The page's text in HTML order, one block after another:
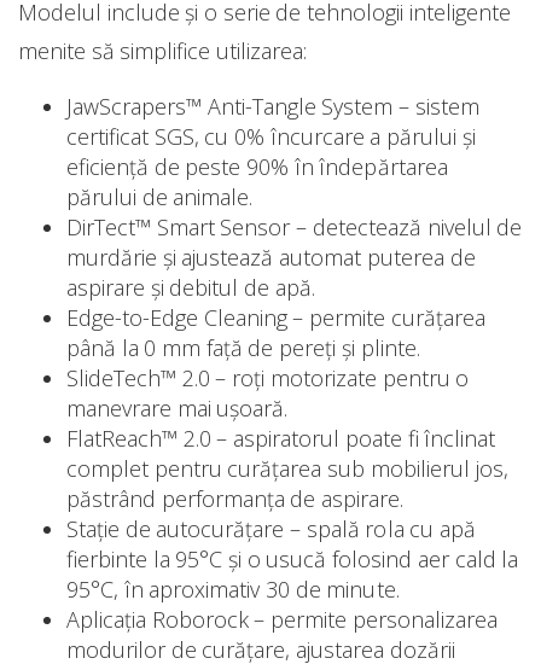
Modelul include și o serie de tehnologii inteligente
menite să simplifice utilizarea:
JawScrapers™ Anti-Tangle System – sistem
certificat SGS, cu 0% încurcare a părului și
eficiență de peste 90% în îndepărtarea
părului de animale.
DirTect™ Smart Sensor – detectează nivelul de
murdărie și ajustează automat puterea de
aspirare și debitul de apă.
Edge-to-Edge Cleaning – permite curățarea
până la 0 mm față de pereți și plinte.
SlideTech™ 2.0 – roți motorizate pentru o
manevrare mai ușoară.
FlatReach™ 2.0 – aspiratorul poate fi înclinat
complet pentru curățarea sub mobilierul jos,
păstrând performanța de aspirare.
Stație de autocurățare – spală rola cu apă
fierbinte la 95°C și o usucă folosind aer cald la
95°C, în aproximativ 30 de minute.
Aplicația Roborock – permite personalizarea
modurilor de curățare, ajustarea dozării